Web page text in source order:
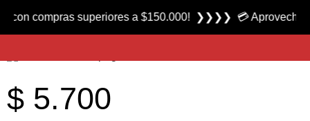
Producto nuevo
Flecha de Fibra de Vidrio 630 marca Nux
$ 5.700
superiores a $150.000! ❯❯❯❯ 💳 Aprovecha las 3